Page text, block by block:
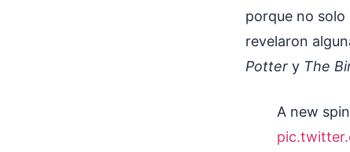
porque no solo
revelaron
Potter y The
A new